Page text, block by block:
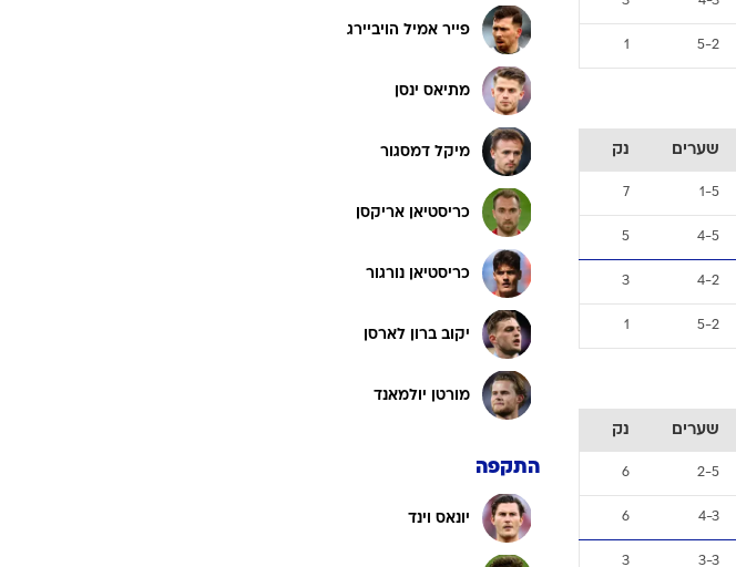
5-2
1
שערים נק
1-5
7
4-5
5
4-2
3
5-2
1
שערים נק
2-5
6
4-3
6
3-3
3
פייר אמיל הויביירג
מתיאס ינסן
מיקל דמסגור
כריסטיאן אריקסן
כריסטיאן נורגור
יקוב ברון לארסן
מורטן יולמאנד
התקפה
יונאס וינד